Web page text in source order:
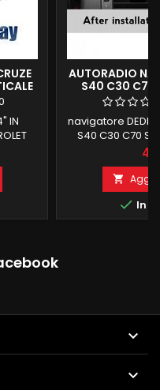
IN
AL
AUTORADIO
S40 C30 C70
navigatore
S40 C30 C70
ORIGINALE
OBBLIGATORIO
SUPPORTO
DI BORDO 4
ANDROID 12
VOLANTE E

 In

